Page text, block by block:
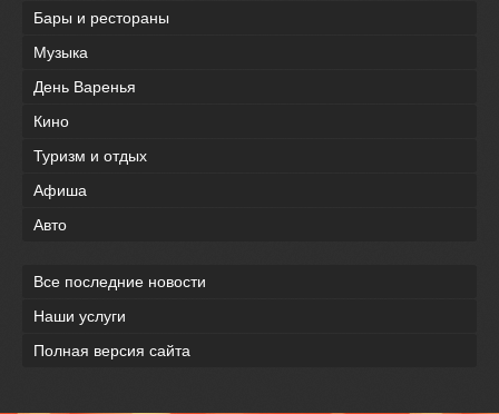
Бары и рестораны
Музыка
День Варенья
Кино
Туризм и отдых
Афиша
Авто
Все последние новости
Наши услуги
Полная версия сайта